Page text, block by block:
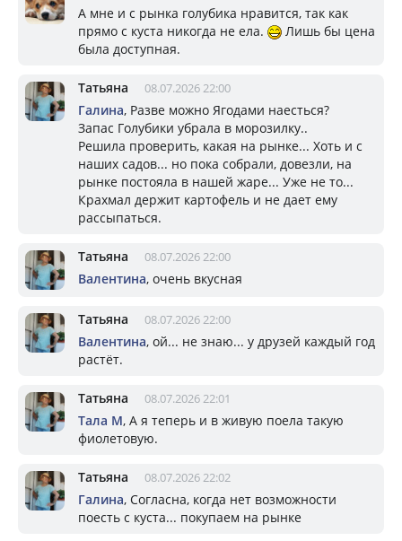
А мне и с рынка голубика нравится, так как
прямо с куста никогда не ела.
Лишь бы цена
была доступная.
Татьяна 08.07.2026 22:00
Галина, Разве можно Ягодами наесться?
Запас Голубики убрала в морозилку..
Решила проверить, какая на рынке... Хоть и с
наших садов... но пока собрали, довезли, на
рынке постояла в нашей жаре... Уже не то...
Крахмал держит картофель и не дает ему
рассыпаться.
Татьяна 08.07.2026 22:00
Валентина, очень вкусная
Татьяна 08.07.2026 22:00
Валентина, ой... не знаю... у друзей каждый год
растёт.
Татьяна 08.07.2026 22:01
Тала М, А я теперь и в живую поела такую
фиолетовую.
Татьяна 08.07.2026 22:02
Галина, Согласна, когда нет возможности
поесть с куста... покупаем на рынке